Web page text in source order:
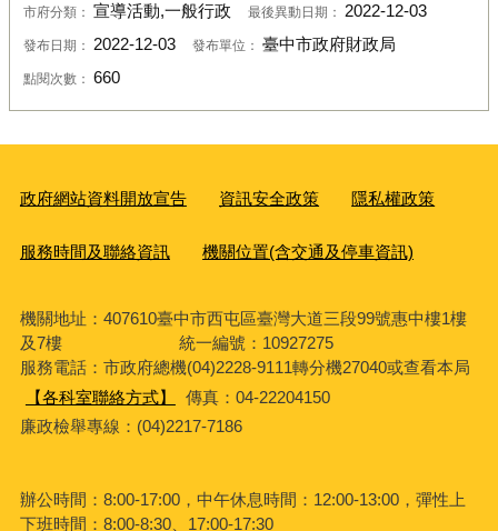
市府分類： 宣導活動,一般行政 最後異動日期： 2022-12-03
發布日期： 2022-12-03 發布單位： 臺中市政府財政局
點閱次數： 660
政府網站資料開放宣告 資訊安全政策 隱私權政策
服務時間及聯絡資訊 機關位置(含交通及停車資訊)
機關地址：407610臺中市西屯區臺灣大道三段99號惠中樓1樓
及7樓 統一編號：10927275
服務電話：市政府總機(04)2228-9111轉分機27040或查看本局
【各科室聯絡方式】
傳真：04-22204150
廉政檢舉專線：(04)2217-7186
辦公時間：8:00-17:00，中午休息時間：12:00-13:00，彈性上
下班時間：8:00-8:30、17:00-17:30